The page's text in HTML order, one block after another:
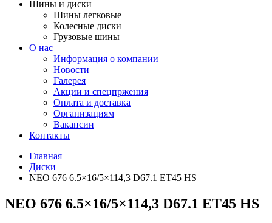
Шины и диски
Шины легковые
Колесные диски
Грузовые шины
О нас
Информация о компании
Новости
Галерея
Акции и спецпржения
Оплата и доставка
Организациям
Вакансии
Контакты
Главная
Диски
NEO 676 6.5×16/5×114,3 D67.1 ET45 HS
NEO 676 6.5×16/5×114,3 D67.1 ET45 HS